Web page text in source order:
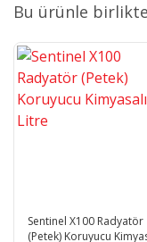
Bu ürünle
Sentinel X100 Radyatör
(Petek) Koruyucu